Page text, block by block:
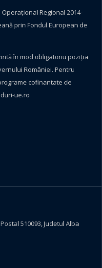
Regional 2014-
prin Fondul European de
în mod obligatoriu poziţia
României. Pentru
cofinantate de
ue.ro
510093, Judetul Alba